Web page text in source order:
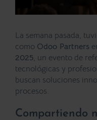
La semana pasada,
como Odoo Partners
2025 , un evento de
tecnológicas y
buscan soluciones
procesos.
Compartiendo